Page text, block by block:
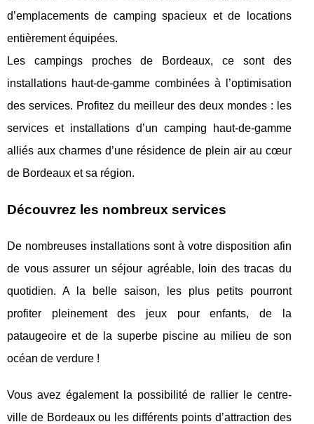
d’emplacements de camping spacieux et de locations
entièrement équipées.
Les campings proches de Bordeaux, ce sont des
installations haut-de-gamme combinées à l’optimisation
des services. Profitez du meilleur des deux mondes : les
services et installations d’un camping haut-de-gamme
alliés aux charmes d’une résidence de plein air au cœur
de Bordeaux et sa région.
Découvrez les nombreux services
De nombreuses installations sont à votre disposition afin
de vous assurer un séjour agréable, loin des tracas du
quotidien. A la belle saison, les plus petits pourront
profiter pleinement des jeux pour enfants, de la
pataugeoire et de la superbe piscine au milieu de son
océan de verdure !
Vous avez également la possibilité de rallier le centre-
ville de Bordeaux ou les différents points d’attraction des